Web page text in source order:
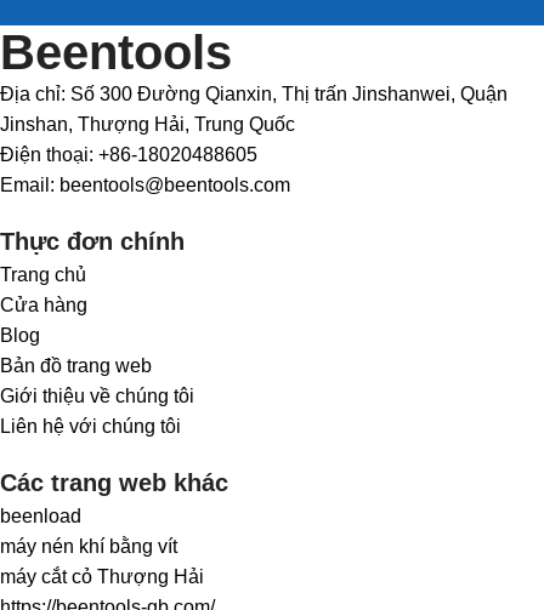
Beentools
Địa chỉ: Số 300 Đường Qianxin, Thị trấn Jinshanwei, Quận
Jinshan, Thượng Hải, Trung Quốc
Điện thoại: +86-18020488605
Email: beentools@beentools.com
Thực đơn chính
Trang chủ
Cửa hàng
Blog
Bản đồ trang web
Giới thiệu về chúng tôi
Liên hệ với chúng tôi
Các trang web khác
beenload
máy nén khí bằng vít
máy cắt cỏ Thượng Hải